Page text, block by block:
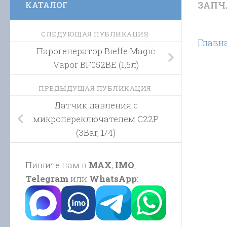
КАТАЛОГ
СЛЕДУЮЩАЯ ПУБЛИКАЦИЯ
Парогенератор Bieffe Magic
Vapor BF052BE (1,5л)
ПРЕДЫДУЩАЯ ПУБЛИКАЦИЯ
Датчик давления с
микропереключателем C22P
(3Bar, 1/4)
Пишите нам в MAX, IMO,
Telegramили WhatsApp: